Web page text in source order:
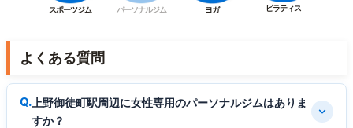
スポーツジム パーソナルジム ヨガ ピラティス
よくある質問
上野御徒町駅周辺に女性専用のパーソナルジムはありま
すか？